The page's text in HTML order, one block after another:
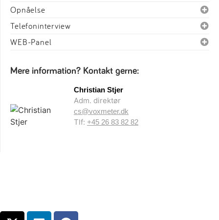
Opnåelse
Telefoninterview
WEB-Panel
Mere information? Kontakt gerne:
Christian Stjer
Adm. direktør
cs@voxmeter.dk
Tlf: +45 26 83 82 82